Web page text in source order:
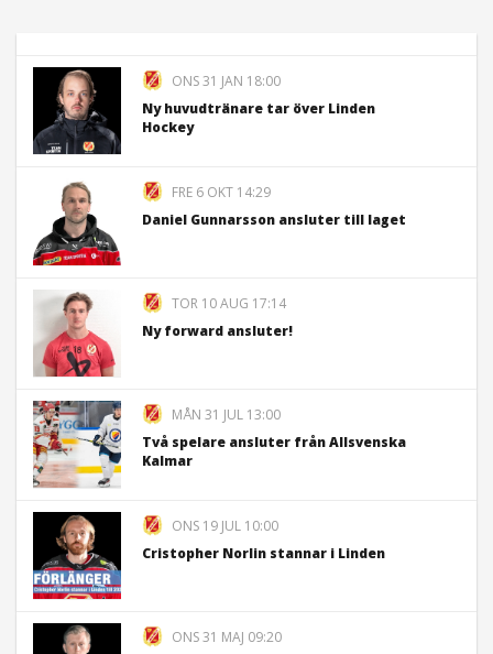
ONS 31 JAN 18:00
Ny huvudtränare tar över Linden
Hockey
FRE 6 OKT 14:29
Daniel Gunnarsson ansluter till laget
TOR 10 AUG 17:14
Ny forward ansluter!
MÅN 31 JUL 13:00
Två spelare ansluter från Allsvenska
Kalmar
ONS 19 JUL 10:00
Cristopher Norlin stannar i Linden
ONS 31 MAJ 09:20